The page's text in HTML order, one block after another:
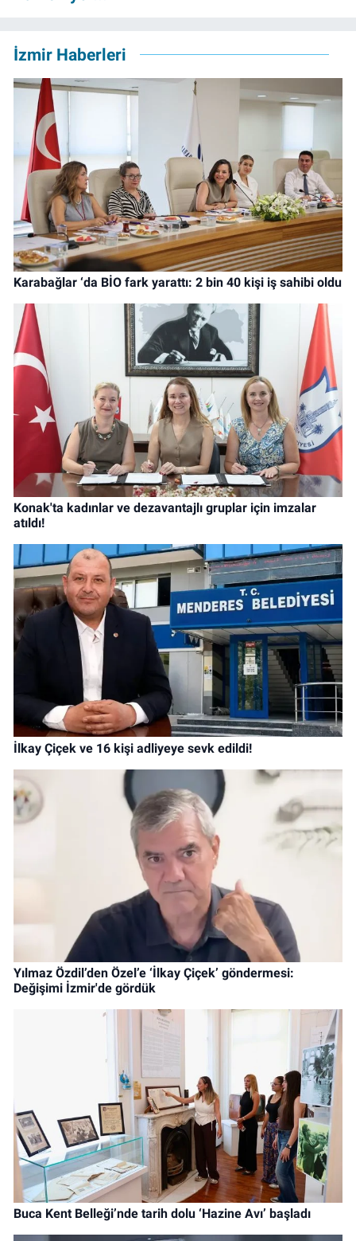
İzmir Haberleri
Karabağlar ‘da BİO fark yarattı: 2 bin 40 kişi iş sahibi oldu
Konak'ta kadınlar ve dezavantajlı gruplar için imzalar
atıldı!
İlkay Çiçek ve 16 kişi adliyeye sevk edildi!
Yılmaz Özdil’den Özel’e ‘İlkay Çiçek’ göndermesi:
Değişimi İzmir'de gördük
Buca Kent Belleği’nde tarih dolu ‘Hazine Avı’ başladı